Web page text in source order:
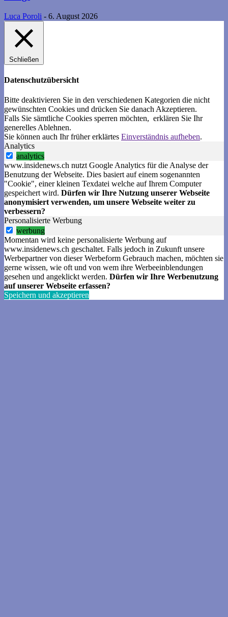
Luca Poroli - 6. August 2026
Schließen
Datenschutzübersicht
Bitte deaktivieren Sie in den verschiedenen Kategorien die nicht
gewünschten Cookies und drücken Sie danach Akzeptieren.
Falls Sie sämtliche Cookies sperren möchten, erklären Sie Ihr
generelles Ablehnen.
Sie können auch Ihr früher erklärtes Einverständnis aufheben.
Analytics
analytics
www.insidenews.ch nutzt Google Analytics für die Analyse der
Benutzung der Webseite. Dies basiert auf einem sogenannten
"Cookie", einer kleinen Texdatei welche auf Ihrem Computer
gespeichert wird. Dürfen wir Ihre Nutzung unserer Webseite
anonymisiert verwenden, um unsere Webseite weiter zu
verbessern?
Personalisierte Werbung
werbung
Momentan wird keine personalisierte Werbung auf
www.insidenews.ch geschaltet. Falls jedoch in Zukunft unsere
Werbepartner von dieser Werbeform Gebrauch machen, möchten sie
gerne wissen, wie oft und von wem ihre Werbeeinblendungen
gesehen und angeklickt werden. Dürfen wir Ihre Werbenutzung
auf unserer Webseite erfassen?
Speichern und akzeptieren